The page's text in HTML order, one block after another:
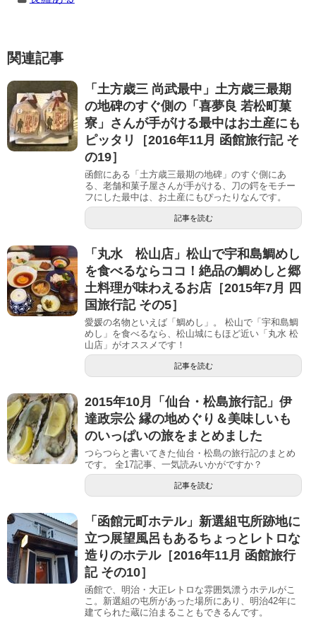
関連記事
「土方歳三 尚武最中」土方歳三最期
の地碑のすぐ側の「喜夢良 若松町菓
寮」さんが手がける最中はお土産にも
ピッタリ［2016年11月 函館旅行記 そ
の19］
函館にある「土方歳三最期の地碑」のすぐ側にあ
る、老舗和菓子屋さんが手がける、刀の鍔をモチー
フにした最中は、お土産にもぴったりなんです。
記事を読む
「丸水 松山店」松山で宇和島鯛めし
を食べるならココ！絶品の鯛めしと郷
土料理が味わえるお店［2015年7月 四
国旅行記 その5］
愛媛の名物といえば「鯛めし」。 松山で「宇和島鯛
めし」を食べるなら、松山城にもほど近い「丸水 松
山店」がオススメです！
記事を読む
2015年10月「仙台・松島旅行記」伊
達政宗公 縁の地めぐり＆美味しいも
のいっぱいの旅をまとめました
つらつらと書いてきた仙台・松島の旅行記のまとめ
です。 全17記事、一気読みいかがですか？
記事を読む
「函館元町ホテル」新選組屯所跡地に
立つ展望風呂もあるちょっとレトロな
造りのホテル［2016年11月 函館旅行
記 その10］
函館で、明治・大正レトロな雰囲気漂うホテルがこ
こ。新選組の屯所があった場所にあり、明治42年に
建てられた蔵に泊まることもできるんです。